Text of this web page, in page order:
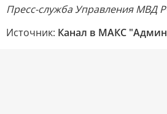
Пресс-служба Управления МВД
Источник: Канал в МАКС